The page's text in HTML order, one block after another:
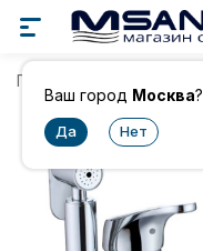
Ваш город Москва?
Главная